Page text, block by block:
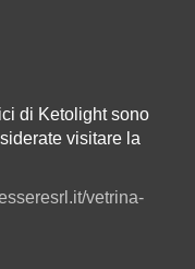
di Ketolight sono
visitare la
vetrina-